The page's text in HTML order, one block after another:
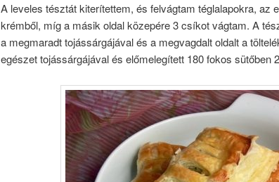
A leveles tésztát kiterítettem, és felvágtam téglalapokra, az
krémből, míg a másik oldal közepére 3 csíkot vágtam. A
a megmaradt tojássárgájával és a megvagdalt oldalt a
egészet tojássárgájával és előmelegített 180 fokos sütőben